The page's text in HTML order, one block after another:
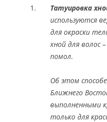
Татуировка
используются
для окраски
хной для волос
помол.
Об этом
Ближнего
выполненными
только для